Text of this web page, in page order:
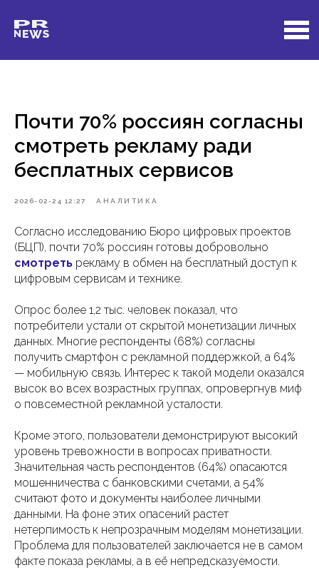
Почти 70% россиян согласны
смотреть рекламу ради
бесплатных сервисов
2026-02-24 12:27 АНАЛИТИКА
Согласно исследованию Бюро цифровых проектов
(БЦП), почти 70% россиян готовы добровольно
смотреть рекламу в обмен на бесплатный доступ к
цифровым сервисам и технике.
Опрос более 1,2 тыс. человек показал, что
потребители устали от скрытой монетизации личных
данных. Многие респонденты (68%) согласны
получить смартфон с рекламной поддержкой, а 64%
— мобильную связь. Интерес к такой модели оказался
высок во всех возрастных группах, опровергнув миф
о повсеместной рекламной усталости.
Кроме этого, пользователи демонстрируют высокий
уровень тревожности в вопросах приватности.
Значительная часть респондентов (64%) опасаются
мошенничества с банковскими счетами, а 54%
считают фото и документы наиболее личными
данными. На фоне этих опасений растет
нетерпимость к непрозрачным моделям монетизации.
Проблема для пользователей заключается не в самом
факте показа рекламы, а в её непредсказуемости.